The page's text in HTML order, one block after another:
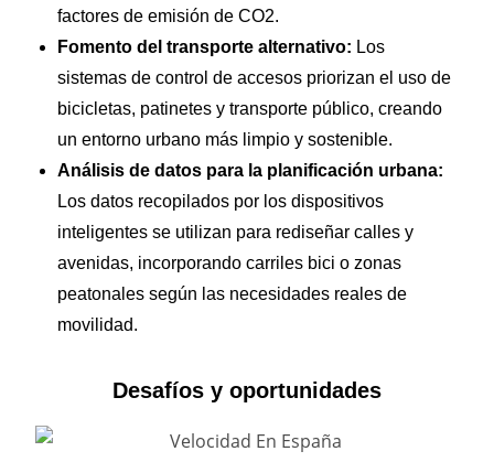
factores de emisión de CO2.
Fomento del transporte alternativo: Los
sistemas de control de accesos priorizan el uso de
bicicletas, patinetes y transporte público, creando
un entorno urbano más limpio y sostenible.
Análisis de datos para la planificación urbana:
Los datos recopilados por los dispositivos
inteligentes se utilizan para rediseñar calles y
avenidas, incorporando carriles bici o zonas
peatonales según las necesidades reales de
movilidad.
Desafíos y oportunidades